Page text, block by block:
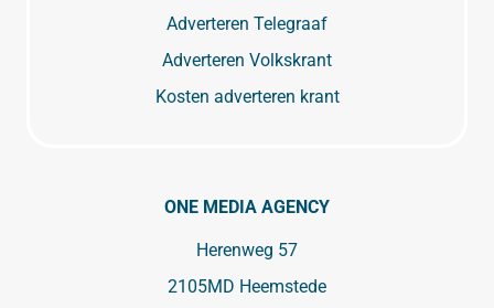
Adverteren Telegraaf
Adverteren Volkskrant
Kosten adverteren krant
ONE MEDIA AGENCY
Herenweg 57
2105MD Heemstede